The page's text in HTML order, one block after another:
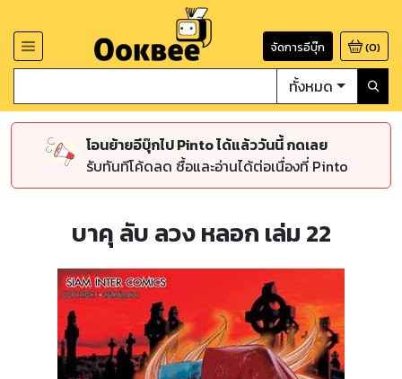
จัดการอีบุ๊ก (0)
ทั้งหมด
โอนย้ายอีบุ๊กไป Pinto ได้แล้ววันนี้ กดเลย
รับทันทีโค้ดลด ซื้อและอ่านได้ต่อเนื่องที่ Pinto
บาคุ ลับ ลวง หลอก เล่ม 22